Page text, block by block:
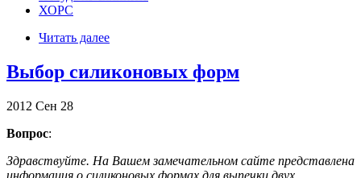
ХОРС
Читать далее
Выбор силиконовых форм
2012 Сен 28
Вопрос:
Здравствуйте. На Вашем замечательном сайте представлена
информация о силиконовых формах для выпечки двух